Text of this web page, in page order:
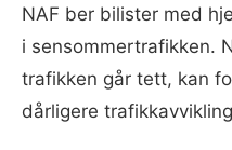
NAF ber bilister med
i sensommertrafikken.
trafikken går tett, kan
dårligere